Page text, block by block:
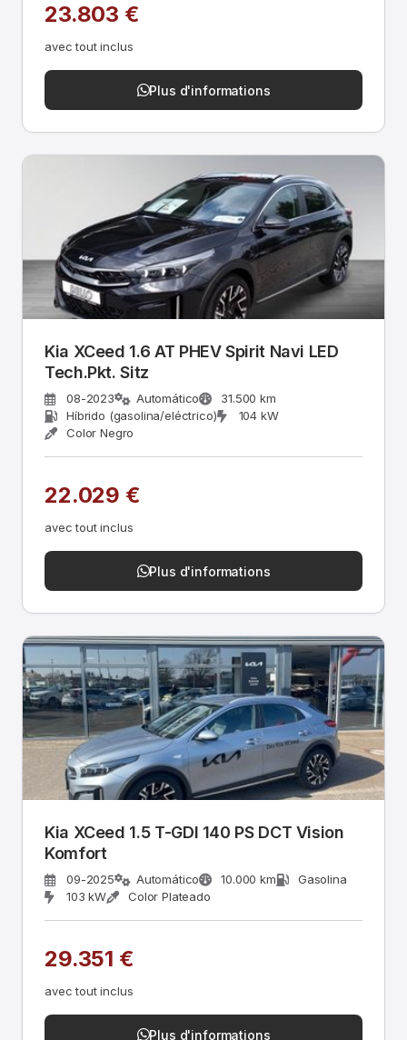
23.803 €
avec tout inclus
Plus d'informations
Kia XCeed 1.6 AT PHEV Spirit Navi LED
Tech.Pkt. Sitz
08-2023 Automático
31.500 km
Híbrido (gasolina/eléctrico)
104 kW
Color Negro
22.029 €
avec tout inclus
Plus d'informations
Kia XCeed 1.5 T-GDI 140 PS DCT Vision
Komfort
09-2025 Automático 10.000 km
Gasolina
103 kW
Color Plateado
29.351 €
avec tout inclus
Plus d'informations